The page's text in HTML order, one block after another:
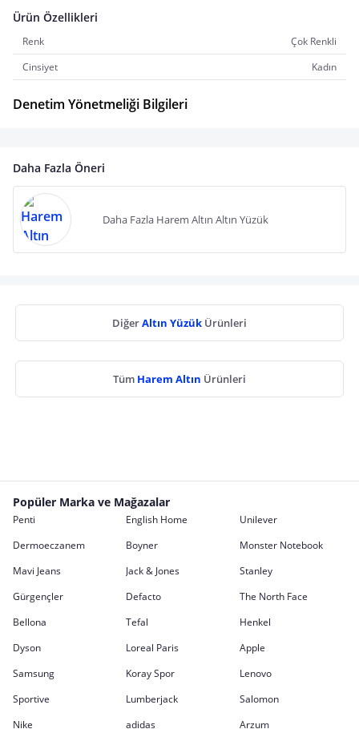
Ürün Özellikleri
Renk
Çok Renkli
Cinsiyet
Kadın
Denetim Yönetmeliği Bilgileri
Daha Fazla Öneri
Daha Fazla Harem Altın Altın Yüzük
DiğerAltın Yüzük Ürünleri
Tüm Harem Altın Ürünleri
Popüler Marka ve Mağazalar
Penti English Home
Unilever
Dermoeczanem
Boyner
Monster Notebook
Mavi Jeans
Jack & Jones
Stanley
Gürgençler
Defacto
The North Face
Bellona
Tefal
Henkel
Dyson
Loreal Paris
Apple
Samsung
Koray Spor
Lenovo
Sportive
Lumberjack
Salomon
Nike
adidas Arzum